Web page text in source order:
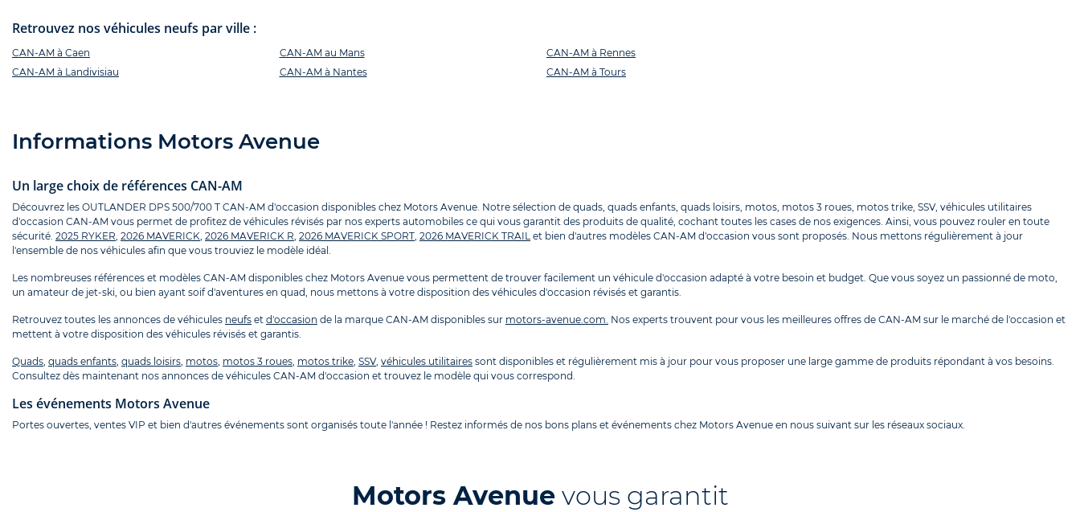
Retrouvez nos véhicules neufs par ville :
CAN-AM à Caen
CAN-AM à Landivisiau
CAN-AM au Mans
CAN-AM à Nantes
CAN-AM à Rennes
CAN-AM à Tours
Informations Motors Avenue
Un large choix de références CAN-AM
Découvrez les OUTLANDER DPS 500/700 T CAN-AM d'occasion disponibles chez Motors Avenue. Notre sélection de quads, quads enfants, quads loisirs, motos, motos 3 roues, motos trike, SSV, véhicules utilitaires
d'occasion CAN-AM vous permet de profitez de véhicules révisés par nos experts automobiles ce qui vous garantit des produits de qualité, cochant toutes les cases de nos exigences. Ainsi, vous pouvez rouler en toute
sécurité. 2025 RYKER 2026 MAVERICK 2026 MAVERICK R 2026 MAVERICK SPORT 2026 MAVERICK TRAIL et bien d'autres modèles CAN-AM d'occasion vous sont proposés. Nous mettons régulièrement à jour
l'ensemble de nos véhicules afin que vous trouviez le modèle idéal.
Les nombreuses références et modèles CAN-AM disponibles chez Motors Avenue vous permettent de trouver facilement un véhicule d'occasion adapté à votre besoin et budget. Que vous soyez un passionné de moto,
un amateur de jet-ski, ou bien ayant soif d'aventures en quad, nous mettons à votre disposition des véhicules d'occasion révisés et garantis.
Retrouvez toutes les annonces de véhicules neufs et d'occasion de la marque CAN-AM disponibles sur motors-avenue.com. Nos experts trouvent pour vous les meilleures offres de CAN-AM sur le marché de l'occasion et
mettent à votre disposition des véhicules révisés et garantis.
Quads quads enfants quads loisirs motos motos 3 roues motos trike SSV, véhicules utilitaires sont disponibles et régulièrement mis à jour pour vous proposer une large gamme de produits répondant à vos besoins.
Consultez dès maintenant nos annonces de véhicules CAN-AM d'occasion et trouvez le modèle qui vous correspond.
Les événements Motors Avenue
Portes ouvertes, ventes VIP et bien d'autres événements sont organisés toute l'année ! Restez informés de nos bons plans et événements chez Motors Avenue en nous suivant sur les réseaux sociaux.
Motors Avenuevous garantit